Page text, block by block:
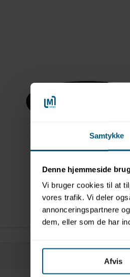
Samtykke
Denne hjemmeside
Vi bruger cookies til at
vores trafik. Vi deler
annonceringspartnere
dem, eller som de har
Afvis
Forstør